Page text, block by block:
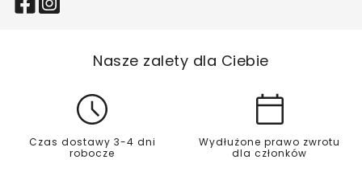
Nasze zalety dla Ciebie
Czas dostawy 3-4 dni
robocze
Wydłużone prawo zwrotu
dla członków